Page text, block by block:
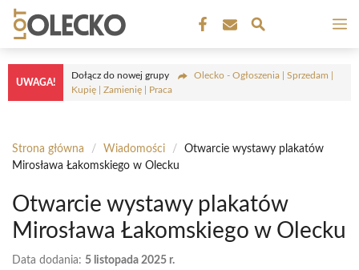
Przejdź
treści
UWAGA!
Dołącz do nowej grupy
Olecko - Ogłoszenia | Sprzedam |
Kupię | Zamienię | Praca
Strona główna / Wiadomości /
Otwarcie wystawy plakatów
Mirosława Łakomskiego w Olecku
Otwarcie wystawy plakatów
Mirosława Łakomskiego w Olecku
Data dodania: 5 listopada 2025 r.